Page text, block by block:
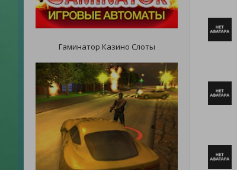
Гаминатор Казино Слоты